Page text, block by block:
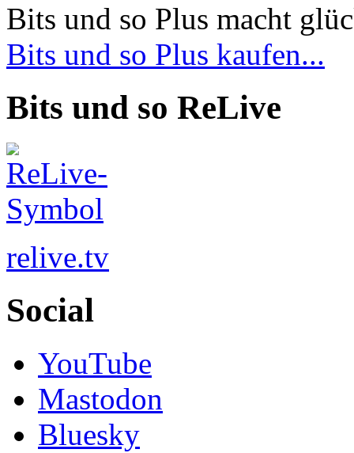
Bits und so Plus macht
Bits und so Plus kaufen...
Bits und so ReLive
relive.tv
Social
YouTube
Mastodon
Bluesky